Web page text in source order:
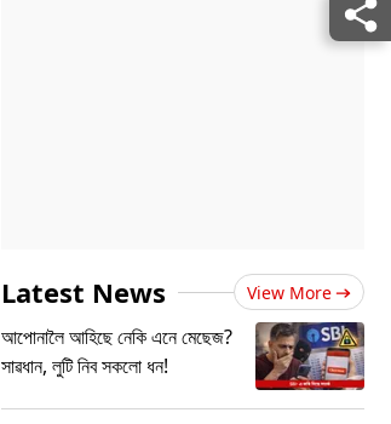
Latest News View More
আপোনালৈ আহিছে নেকি এনে মেছেজ?
সাৱধান, লুটি নিব সকলো ধন!